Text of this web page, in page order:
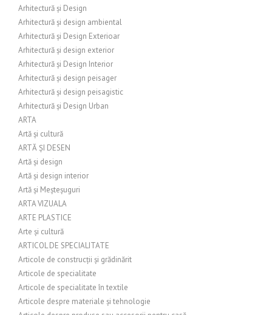
Arhitectură și Design
Arhitectură și design ambiental
Arhitectură și Design Exterioar
Arhitectură și design exterior
Arhitectură și Design Interior
Arhitectură și design peisager
Arhitectură și design peisagistic
Arhitectură și Design Urban
ARTA
Artă și cultură
ARTĂ ȘI DESEN
Artă și design
Artă și design interior
Artă și Meșteșuguri
ARTA VIZUALA
ARTE PLASTICE
Arte și cultură
ARTICOL DE SPECIALITATE
Articole de construcții și grădinărit
Articole de specialitate
Articole de specialitate în textile
Articole despre materiale și tehnologie